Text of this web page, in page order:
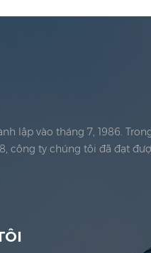
lập vào tháng 7, 1986.
công ty chúng tôi đã đạt
Năm 1999, Hạ Môn